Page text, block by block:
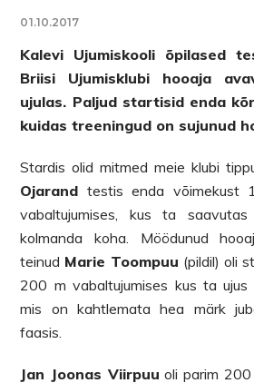
01.10.2017
Kalevi Ujumiskooli õpilased
Briisi Ujumisklubi hooaja
ujulas. Paljud startisid enda
kuidas treeningud on sujunud
Stardis olid mitmed meie klubi
Ojarand testis enda võimekust
vabaltujumises, kus ta
kolmanda koha. Möödunud
teinud Marie Toompuu (pildil) oli
200 m vabaltujumises kus ta ujus
mis on kahtlemata hea märk
faasis.
Jan Joonas Viirpuu oli parim 200